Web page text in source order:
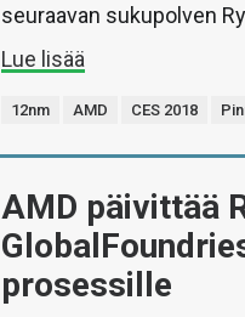
seuraavan sukupolven
Lue lisää
12nm AMD CES 2018
AMD päivittää
prosessille